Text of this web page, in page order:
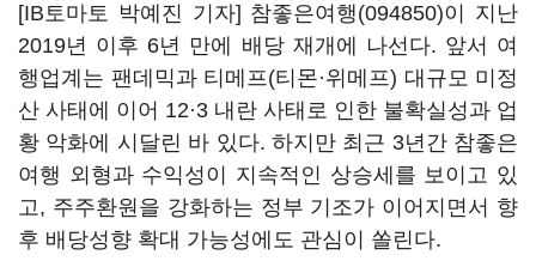
[IB토마토 박예진 기자] 참좋은여행(094850)이 지난
2019년 이후 6년 만에 배당 재개에 나선다. 앞서 여
행업계는 팬데믹과 티메프(티몬·위메프) 대규모 미정
산 사태에 이어 12·3 내란 사태로 인한 불확실성과 업
황 악화에 시달린 바 있다. 하지만 최근 3년간 참좋은
여행 외형과 수익성이 지속적인 상승세를 보이고 있
고, 주주환원을 강화하는 정부 기조가 이어지면서 향
후 배당성향 확대 가능성에도 관심이 쏠린다.